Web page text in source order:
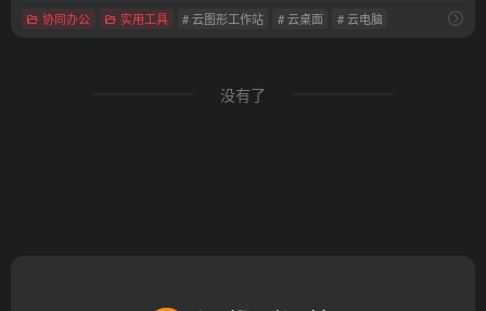
协同办公 实用工具 # 云图形工作站 # 云桌面 # 云电脑
没有了